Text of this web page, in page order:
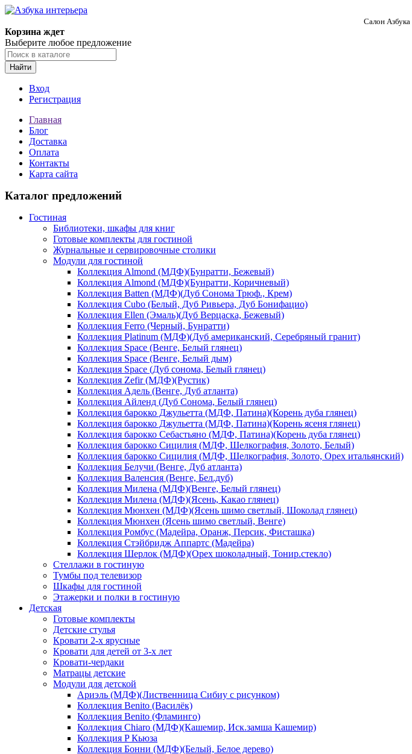
Салон Азбука
Корзина ждет
Выберите любое предложение
Найти
Вход
Регистрация
Главная
Блог
Доставка
Оплата
Контакты
Карта сайта
Каталог предложений
Гостиная
Библиотеки, шкафы для книг
Готовые комплекты для гостиной
Журнальные и сервировочные столики
Модули для гостиной
Коллекция Almond (МДФ)(Бунратти, Бежевый)
Коллекция Almond (МДФ)(Бунратти, Коричневый)
Коллекция Batten (МДФ)(Дуб Сонома Трюф., Крем)
Коллекция Cubo (Белый, Дуб Ривьера, Дуб Бонифацио)
Коллекция Ellen (Эмаль)(Дуб Верцаска, Бежевый)
Коллекция Ferro (Черный, Бунратти)
Коллекция Platinum (МДФ)(Дуб американский, Серебряный гранит)
Коллекция Space (Венге, Белый глянец)
Коллекция Space (Венге, Белый дым)
Коллекция Space (Дуб сонома, Белый глянец)
Коллекция Zefir (МДФ)(Рустик)
Коллекция Адель (Венге, Дуб атланта)
Коллекция Айленд (Дуб Сонома, Белый глянец)
Коллекция барокко Джульетта (МДФ, Патина)(Корень дуба глянец)
Коллекция барокко Джульетта (МДФ, Патина)(Корень ясеня глянец)
Коллекция барокко Себастьяно (МДФ, Патина)(Корень дуба глянец)
Коллекция барокко Сицилия (МДФ, Шелкография, Золото, Белый)
Коллекция барокко Сицилия (МДФ, Шелкография, Золото, Орех итальянский)
Коллекция Белучи (Венге, Дуб атланта)
Коллекция Валенсия (Венге, Бел.дуб)
Коллекция Милена (МДФ)(Венге, Белый глянец)
Коллекция Милена (МДФ)(Ясень, Какао глянец)
Коллекция Мюнхен (МДФ)(Ясень шимо светлый, Шоколад глянец)
Коллекция Мюнхен (Ясень шимо светлый, Венге)
Коллекция Ромбус (Мадейра, Оранж, Персик, Фисташка)
Коллекция Стэйбридж Аппартс (Мадейра)
Коллекция Шерлок (МДФ)(Орех шоколадный, Тонир.стекло)
Стеллажи в гостиную
Тумбы под телевизор
Шкафы для гостиной
Этажерки и полки в гостиную
Детская
Готовые комплекты
Детские стулья
Кровати 2-х ярусные
Кровати для детей от 3-х лет
Кровати-чердаки
Матрацы детские
Модули для детской
Ариэль (МДФ)(Лиственница Сибиу с рисунком)
Коллекция Benito (Василёк)
Коллекция Benito (Фламинго)
Коллекция Chiaro (МДФ)(Кашемир, Иск.замша Кашемир)
Коллекция P Кьюза
Коллекция Бонни (МДФ)(Белый, Белое дерево)